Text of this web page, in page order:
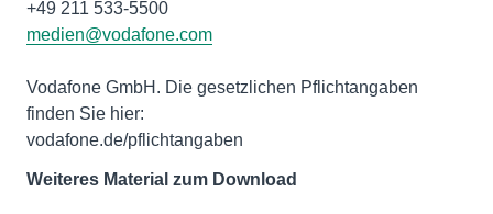
medien@vodafone.com
Vodafone GmbH. Die gesetzlichen Pflichtangaben
finden Sie hier:
vodafone.de/pflichtangaben
Weiteres Material zum Download